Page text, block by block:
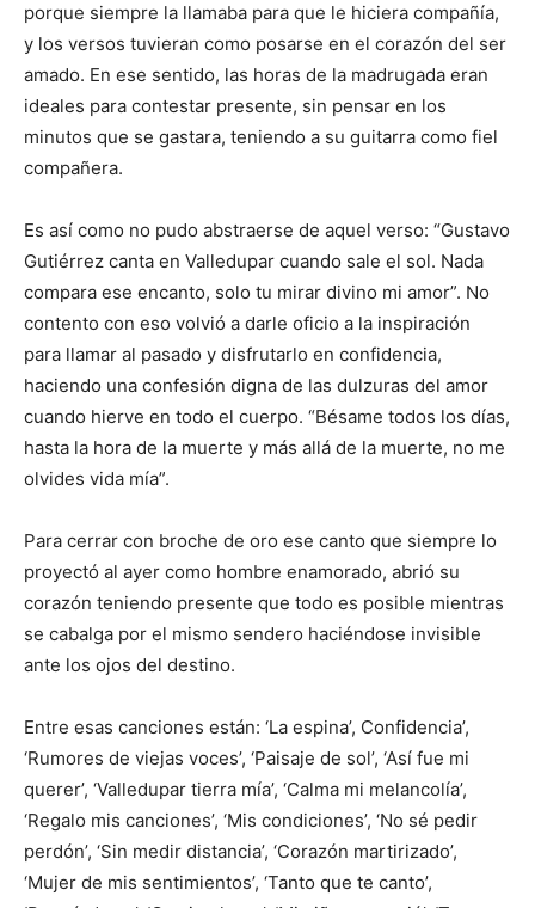
porque siempre la llamaba para que le hiciera compañía,
y los versos tuvieran como posarse en el corazón del ser
amado. En ese sentido, las horas de la madrugada eran
ideales para contestar presente, sin pensar en los
minutos que se gastara, teniendo a su guitarra como fiel
compañera.
Es así como no pudo abstraerse de aquel verso: “Gustavo
Gutiérrez canta en Valledupar cuando sale el sol. Nada
compara ese encanto, solo tu mirar divino mi amor”. No
contento con eso volvió a darle oficio a la inspiración
para llamar al pasado y disfrutarlo en confidencia,
haciendo una confesión digna de las dulzuras del amor
cuando hierve en todo el cuerpo. “Bésame todos los días,
hasta la hora de la muerte y más allá de la muerte, no me
olvides vida mía”.
Para cerrar con broche de oro ese canto que siempre lo
proyectó al ayer como hombre enamorado, abrió su
corazón teniendo presente que todo es posible mientras
se cabalga por el mismo sendero haciéndose invisible
ante los ojos del destino.
Entre esas canciones están: ‘La espina’, Confidencia’,
‘Rumores de viejas voces’, ‘Paisaje de sol’, ‘Así fue mi
querer’, ‘Valledupar tierra mía’, ‘Calma mi melancolía’,
‘Regalo mis canciones’, ‘Mis condiciones’, ‘No sé pedir
perdón’, ‘Sin medir distancia’, ‘Corazón martirizado’,
‘Mujer de mis sentimientos’, ‘Tanto que te canto’,